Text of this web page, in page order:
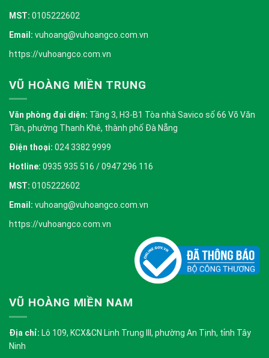
MST: 0105222602
Email: vuhoang@vuhoangco.com.vn
https://vuhoangco.com.vn
VŨ HOÀNG MIỀN TRUNG
Văn phòng đại diện: Tầng 3, H3-B1 Tòa nhà Savico số 66 Võ Văn
Tần, phường Thanh Khê, thành phố Đà Nẵng
Điện thoại: 024 3382 9999
Hotline: 0935 935 516 / 0947 296 116
MST: 0105222602
Email: vuhoang@vuhoangco.com.vn
https://vuhoangco.com.vn
VŨ HOÀNG MIỀN NAM
Địa chỉ: Lô 109, KCX&CN Linh Trung III, phường An Tịnh, tỉnh Tây
Ninh